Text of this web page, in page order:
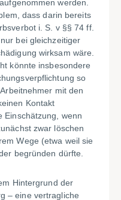
werden.
dass darin bereits
i. S. v §§ 74 ff.
bei gleichzeitiger
wirksam wäre.
könnte insbesondere
so
mit den
Kontakt
Einschätzung, wenn
zwar löschen
Wege (etwa weil sie
begründen dürfte.
Hintergrund der
– eine vertragliche